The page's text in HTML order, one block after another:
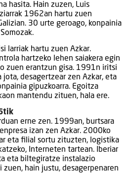
hasita. Hain zuzen, Luis
1962an hartu zuen
30 urte geroago, konpainia
larriak hartu zuen Azkar.
hartzeko lehen saiakera egin
zuen erantzun gisa. 1991n iritsi
jota, desagertzear zen Azkar, eta
gipuzkoarra. Egoitza
mantendu zituen, hala ere.
erne zen. 1999an, burtsara
izan zen Azkar. 2000ko
eta filial sortu zituzten, logistika
Interneten tartean. Iberiar
eta biltegiratze instalazio
zuen, hain justu, desagerpenaren